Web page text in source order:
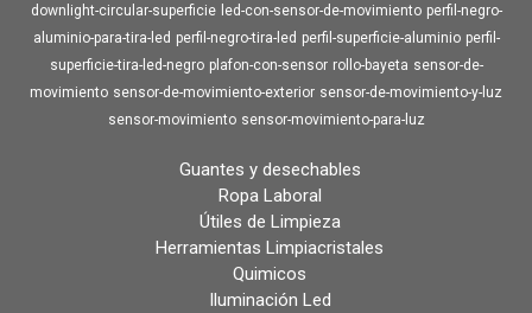
downlight-circular-superficie
led-con-sensor-de-movimiento perfil-negro-
aluminio-para-tira-led perfil-negro-tira-led perfil-superficie-aluminio perfil-
superficie-tira-led-negro plafon-con-sensor rollo-bayeta sensor-de-
movimiento sensor-de-movimiento-exterior sensor-de-movimiento-y-luz
sensor-movimiento sensor-movimiento-para-luz
Guantes y desechables
Ropa Laboral
Útiles de Limpieza
Herramientas Limpiacristales
Quimicos
Iluminación Led